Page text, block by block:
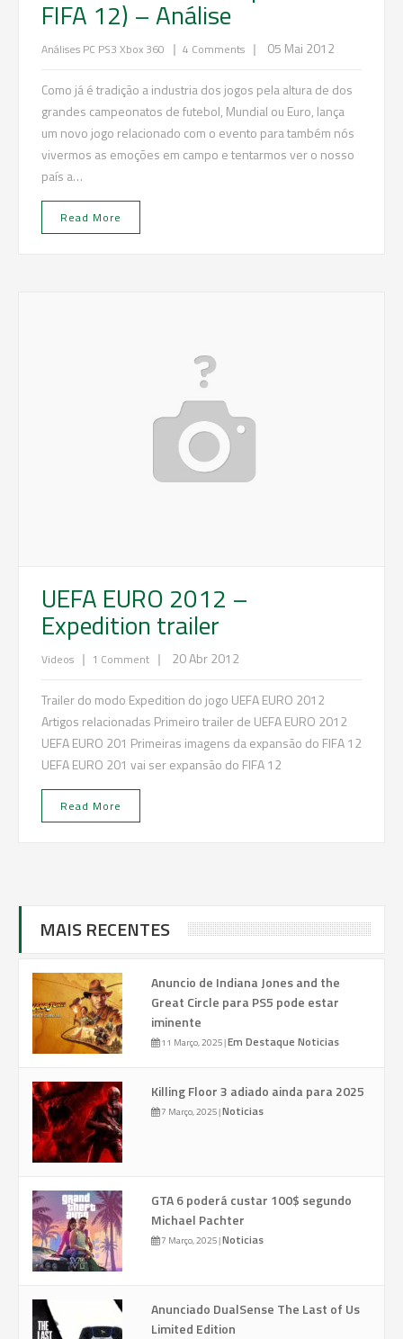
FIFA 12) – Análise
Análises PC PS3 Xbox 360 | 4 Comments | 05 Mai 2012
Como já é tradição a industria dos jogos pela altura de dos
grandes campeonatos de futebol, Mundial ou Euro, lança
um novo jogo relacionado com o evento para também nós
vivermos as emoções em campo e tentarmos ver o nosso
país a…
Read More
UEFA EURO 2012 –
Expedition trailer
Videos | 1 Comment | 20 Abr 2012
Trailer do modo Expedition do jogo UEFA EURO 2012
Artigos relacionadas Primeiro trailer de UEFA EURO 2012
UEFA EURO 201 Primeiras imagens da expansão do FIFA 12
UEFA EURO 201 vai ser expansão do FIFA 12
Read More
MAIS RECENTES
Anuncio de Indiana Jones and the
Great Circle para PS5 pode estar
iminente
11 Março, 2025|Em Destaque Noticias
Killing Floor 3 adiado ainda para 2025
7 Março, 2025|Noticias
GTA 6 poderá custar 100$ segundo
Michael Pachter
7 Março, 2025|Noticias
Anunciado DualSense The Last of Us
Limited Edition